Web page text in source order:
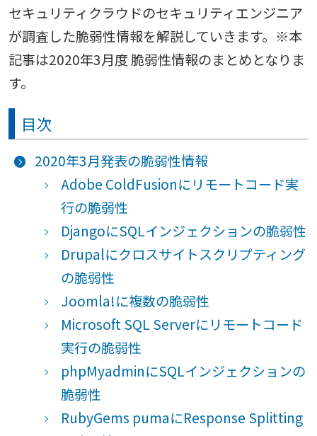
セキュリティクラウドのセキュリティエンジニア
が調査した脆弱性情報を解説していきます。※本
記事は2020年3月度 脆弱性情報のまとめとなりま
す。
目次
2020年3月発表の脆弱性情報
Adobe ColdFusionにリモートコード実
行の脆弱性
DjangoにSQLインジェクションの脆弱性
Drupalにクロスサイトスクリプティング
の脆弱性
Joomla!に複数の脆弱性
Microsoft SQL Serverにリモートコード
実行の脆弱性
phpMyadminにSQLインジェクションの
脆弱性
RubyGems pumaにResponse Splitting